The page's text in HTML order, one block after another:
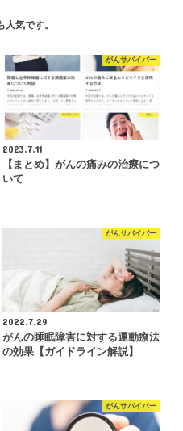
人気です。
がんサバイバー
2023.7.11
【まとめ】がんの痛みの治療につ
いて
がんサバイバー
2022.7.29
がんの睡眠障害に対する運動療法
の効果【ガイドライン解説】
がんサバイバー